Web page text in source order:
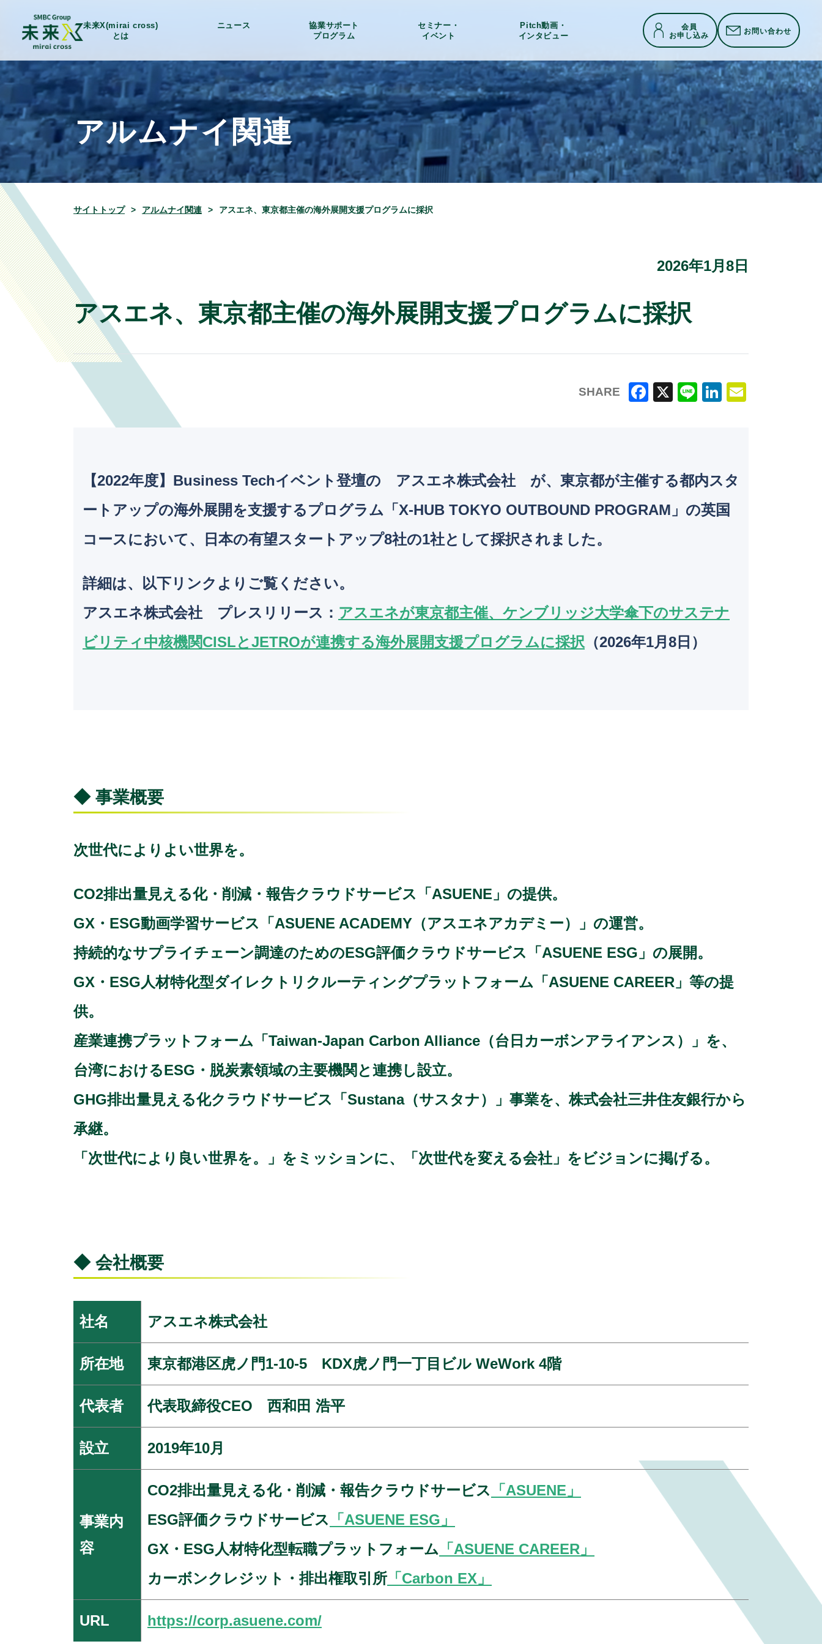
未来X(mirai cross)
とは
ニュース
協業サポート
プログラム
セミナー・
イベント
Pitch動画・
インタビュー
会員
お申し込み お問い合わせ
アルムナイ関連
サイトトップ アルムナイ関連 アスエネ、東京都主催の海外展開支援プログラムに採択
2026年1月8日
アスエネ、東京都主催の海外展開支援プログラムに採択
SHARE
e
b
o
e
dI
n
【2022年度】Business Techイベント登壇の アスエネ株式会社 が、東京都が主催する都内スタ
ートアップの海外展開を支援するプログラム「X-HUB TOKYO OUTBOUND PROGRAM」の英国
コースにおいて、日本の有望スタートアップ8社の1社として採択されました。
詳細は、以下リンクよりご覧ください。
アスエネ株式会社 プレスリリース ： アスエネが東京都主催、ケンブリッジ大学傘下のサステナ
ビリティ中核機関CISLとJETROが連携する海外展開支援プログラムに採択 （2026年1月8日）
◆ 事業概要
次世代によりよい世界を。
CO2排出量見える化・削減・報告クラウドサービス「ASUENE」の提供。
GX・ESG動画学習サービス「ASUENE ACADEMY（アスエネアカデミー）」の運営。
持続的なサプライチェーン調達のためのESG評価クラウドサービス「ASUENE ESG」の展開。
GX・ESG人材特化型ダイレクトリクルーティングプラットフォーム「ASUENE CAREER」等の提
供。
産業連携プラットフォーム「Taiwan-Japan Carbon Alliance（台日カーボンアライアンス）」を、
台湾におけるESG・脱炭素領域の主要機関と連携し設立。
GHG排出量見える化クラウドサービス「Sustana（サスタナ）」事業を、株式会社三井住友銀行から
承継。
「次世代により良い世界を。」をミッションに、「次世代を変える会社」をビジョンに掲げる。
◆ 会社概要
社名 アスエネ株式会社
所在地 東京都港区虎ノ門1-10-5 KDX虎ノ門一丁目ビル WeWork 4階
代表者 代表取締役CEO 西和田 浩平
設立 2019年10月
事業内
容
CO2排出量見える化・削減・報告クラウドサービス
「ASUENE」
ESG評価クラウドサービス
「ASUENE ESG」
GX・ESG人材特化型転職プラットフォーム 「ASUENE CAREER」
カーボンクレジット・排出権取引所 「Carbon EX」
URL https://corp.asuene.com/